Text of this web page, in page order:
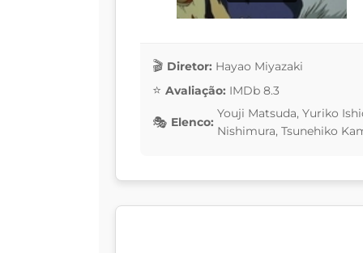
Diretor: Hayao Miyazaki
Avaliação: IMDb 8.3
Elenco:
Youji Matsuda, Yuriko
Nishimura, Tsunehiko